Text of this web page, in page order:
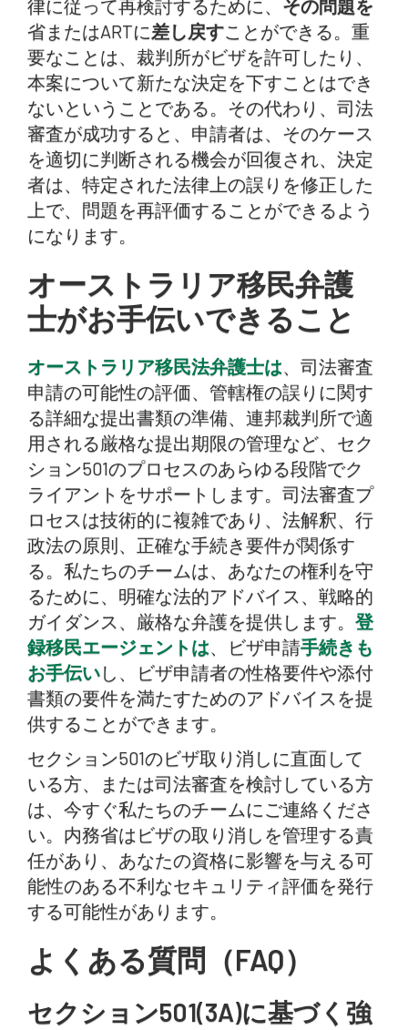
律に従って再検討するために、 その問題を
省またはARTに差し戻すことができる。重
要なことは、裁判所がビザを許可したり、
本案について新たな決定を下すことはでき
ないということである。その代わり、司法
審査が成功すると、申請者は、そのケース
を適切に判断される機会が回復され、決定
者は、特定された法律上の誤りを修正した
上で、問題を再評価することができるよう
になります。
オーストラリア移民弁護
士がお手伝いできること
オーストラリア移民法弁護士は 、司法審査
申請の可能性の評価、管轄権の誤りに関す
る詳細な提出書類の準備、連邦裁判所で適
用される厳格な提出期限の管理など、セク
ション501のプロセスのあらゆる段階でク
ライアントをサポートします。司法審査プ
ロセスは技術的に複雑であり、法解釈、行
政法の原則、正確な手続き要件が関係す
る。私たちのチームは、あなたの権利を守
るために、明確な法的アドバイス、戦略的
ガイダンス、厳格な弁護を提供します。 登
録移民エージェントは 、ビザ申請手続きも
お手伝いし、ビザ申請者の性格要件や添付
書類の要件を満たすためのアドバイスを提
供することができます。
セクション501のビザ取り消しに直面して
いる方、または司法審査を検討している方
は、今すぐ私たちのチームにご連絡くださ
い。内務省はビザの取り消しを管理する責
任があり、あなたの資格に影響を与える可
能性のある不利なセキュリティ評価を発行
する可能性があります。
よくある質問（FAQ）
セクション501(3A)に基づく強